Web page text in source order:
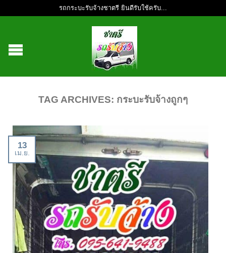
รถกระบะรับจ้างชาตรี ยินดีรับใช้ครับ...
TAG ARCHIVES: กระบะรับจ้างถูกๆ
13
เม.ย.